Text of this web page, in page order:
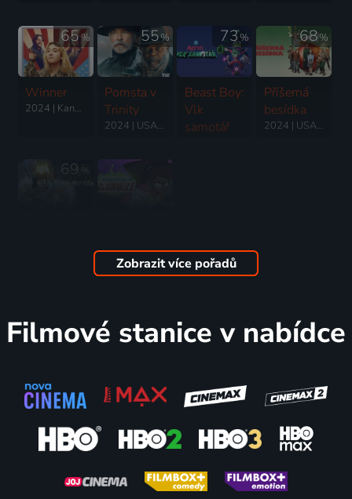
65%
Winner
2024 | Kanada, USA | Thriller, Dobrodružný, Drama, Komedie, Životopisný
55%
Pomsta v
Trinity
2024 | USA | Western, Dobrodružný, Krimi
73%
Beast Boy:
Vlk
samotář
68%
Příšerná
besídka
2024 | USA, Kanada | Komedie, Dobrodružný, Drama, Mysteriózní, Romantický
69
2024 | USA | Akční, Animovaný, Dobrodružný, Fantasy, Komedie, Pohádka, Rodinný, Science Fiction
Zobrazit více pořadů
Filmové stanice v nabídce